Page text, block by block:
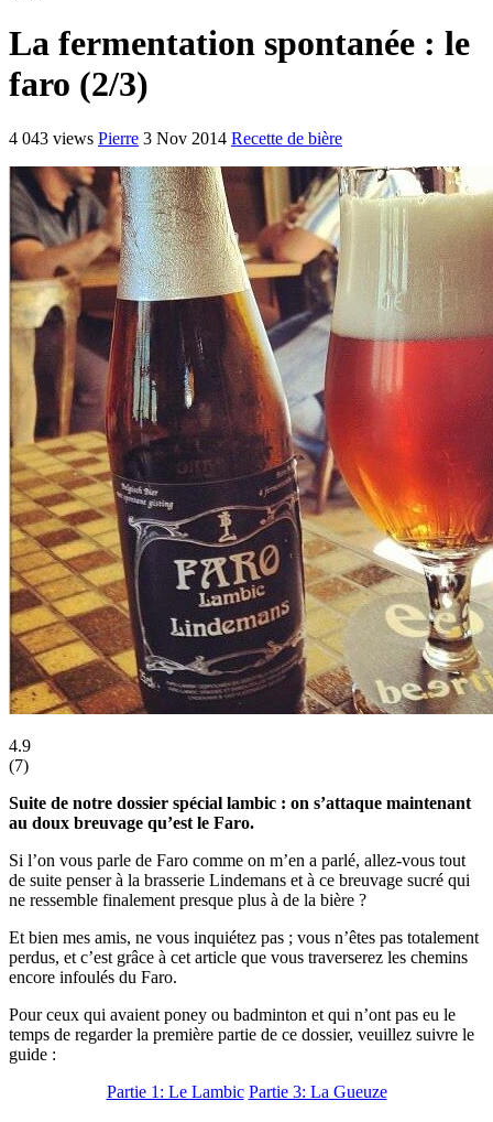
La fermentation spontanée : le
faro (2/3)
4 043 views Pierre 3 Nov 2014 Recette de bière
4.9
(7)
Suite de notre dossier spécial lambic : on s’attaque maintenant
au doux breuvage qu’est le Faro.
Si l’on vous parle de Faro comme on m’en a parlé, allez-vous tout
de suite penser à la brasserie Lindemans et à ce breuvage sucré qui
ne ressemble finalement presque plus à de la bière ?
Et bien mes amis, ne vous inquiétez pas ; vous n’êtes pas totalement
perdus, et c’est grâce à cet article que vous traverserez les chemins
encore infoulés du Faro.
Pour ceux qui avaient poney ou badminton et qui n’ont pas eu le
temps de regarder la première partie de ce dossier, veuillez suivre le
guide :
Partie 1: Le Lambic Partie 3: La Gueuze